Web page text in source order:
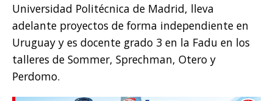
Universidad Politécnica de Madrid, lleva
adelante proyectos de forma independiente en
Uruguay y es docente grado 3 en la Fadu en los
talleres de Sommer, Sprechman, Otero y
Perdomo.